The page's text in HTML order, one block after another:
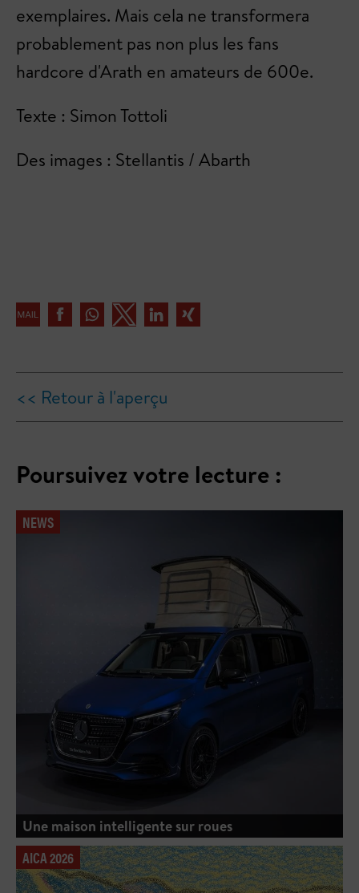
exemplaires. Mais cela ne transformera
probablement pas non plus les fans
hardcore d'Arath en amateurs de 600e.
Texte : Simon Tottoli
Des images : Stellantis / Abarth
<< Retour à l'aperçu
Poursuivez votre lecture :
NEWS
Une maison intelligente sur roues
AICA 2026